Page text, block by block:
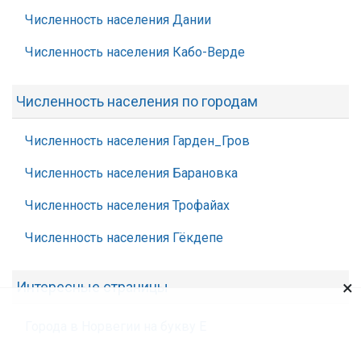
Численность населения Дании
Численность населения Кабо-Верде
Численность населения по городам
Численность населения Гарден_Гров
Численность населения Барановка
Численность населения Трофайах
Численность населения Гёкдепе
Интересные страницы ×